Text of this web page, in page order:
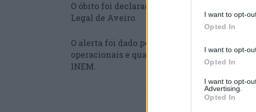
I want to opt-
Opted In
I want to opt-
Opted In
I want to opt-
Advertising.
Opted In
O óbito foi declarado no local, tendo o corpo
Legal de Aveiro.
O alerta foi dado pelas 8h05, naquele que foi
operacionais e quatro veículos, entre eles
INEM.